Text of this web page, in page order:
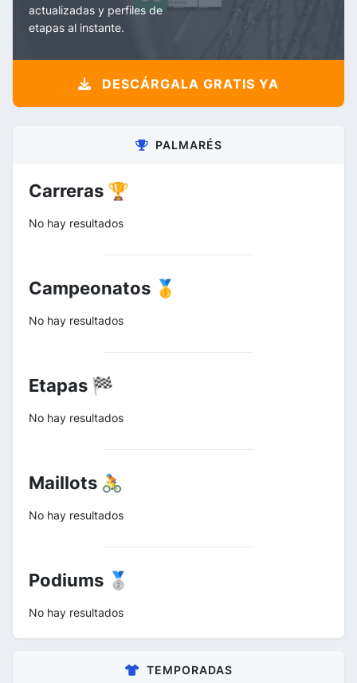
actualizadas y perfiles de
etapas al instante.
DESCÁRGALA GRATIS YA
PALMARÉS
Carreras 🏆
No hay resultados
Campeonatos 🥇
No hay resultados
Etapas 🏁
No hay resultados
Maillots 🚴
No hay resultados
Podiums 🥈
No hay resultados
TEMPORADAS